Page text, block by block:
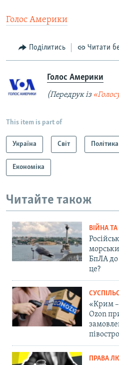
Голос Америки
Поділитись Читати
Голос Америки
(Передрук із
This item is part of
Україна Світ Політика
Економіка
Читайте також
ВІЙНА
БпЛА до
це?
«Крим –
Ozon
ПРАВА